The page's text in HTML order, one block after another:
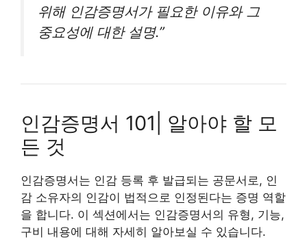
위해 인감증명서가 필요한 이유와 그
중요성에 대한 설명.”
인감증명서 101| 알아야 할 모
든 것
인감증명서는 인감 등록 후 발급되는 공문서로, 인
감 소유자의 인감이 법적으로 인정된다는 증명 역할
을 합니다. 이 섹션에서는 인감증명서의 유형, 기능,
구비 내용에 대해 자세히 알아보실 수 있습니다.